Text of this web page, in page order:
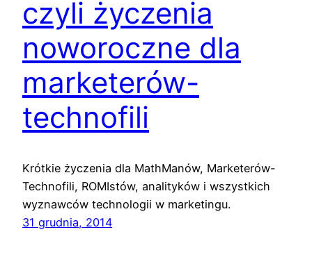
czyli życzenia
noworoczne dla
marketerów-
technofili
Krótkie życzenia dla MathManów, Marketerów-
Technofili, ROMIstów, analityków i wszystkich
wyznawców technologii w marketingu.
31 grudnia, 2014